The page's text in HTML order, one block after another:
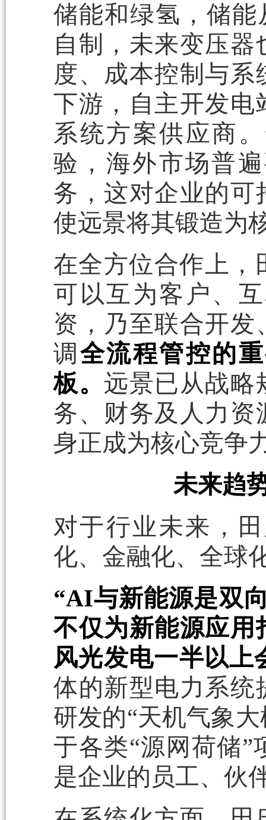
储能和绿氢，储能
自制，未来变压
度、成本控制与
下游，自主开发电
系统方案供应商
验，海外市场普
务，这对企业的可
使远景将其锻造为
在全方位合作上，
可以互为客户、
资，乃至联合开
调 全流程管控的
板。远景已从战略
务、财务及人力资
身正成为核心竞争
未来趋
对于行业未来，
化、金融化、全球
“AI与新能源是双
不仅为新能源应用
风光发电一半以上
体的新型电力系统
研发的“天机气象
于各类“源网荷储
是企业的员工、伙